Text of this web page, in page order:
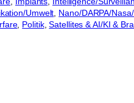
Umwelt, Nano/DARPA/
, Politik, Satellites & AI/KI &